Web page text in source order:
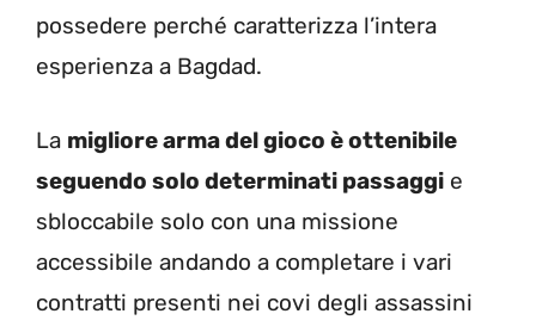
possedere perché caratterizza l’intera
esperienza a Bagdad.
La migliore arma del gioco è ottenibile
seguendo solo determinati passaggi e
sbloccabile solo con una missione
accessibile andando a completare i vari
contratti presenti nei covi degli assassini